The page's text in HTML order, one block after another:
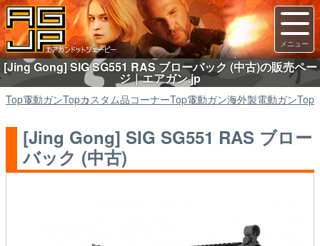
[Jing Gong] SIG SG551 RAS ブローバック (中古)の販売ペー
ジ｜エアガン.jp
Top電動ガンTopカスタム品コーナーTop電動ガン海外製電動ガンTop
[Jing Gong] SIG SG551 RAS ブロー
バック (中古)